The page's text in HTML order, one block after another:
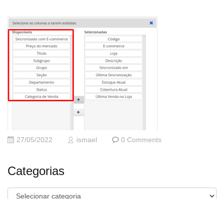
27/05/2022 ismael 0 Comments
Categorias
Categorias